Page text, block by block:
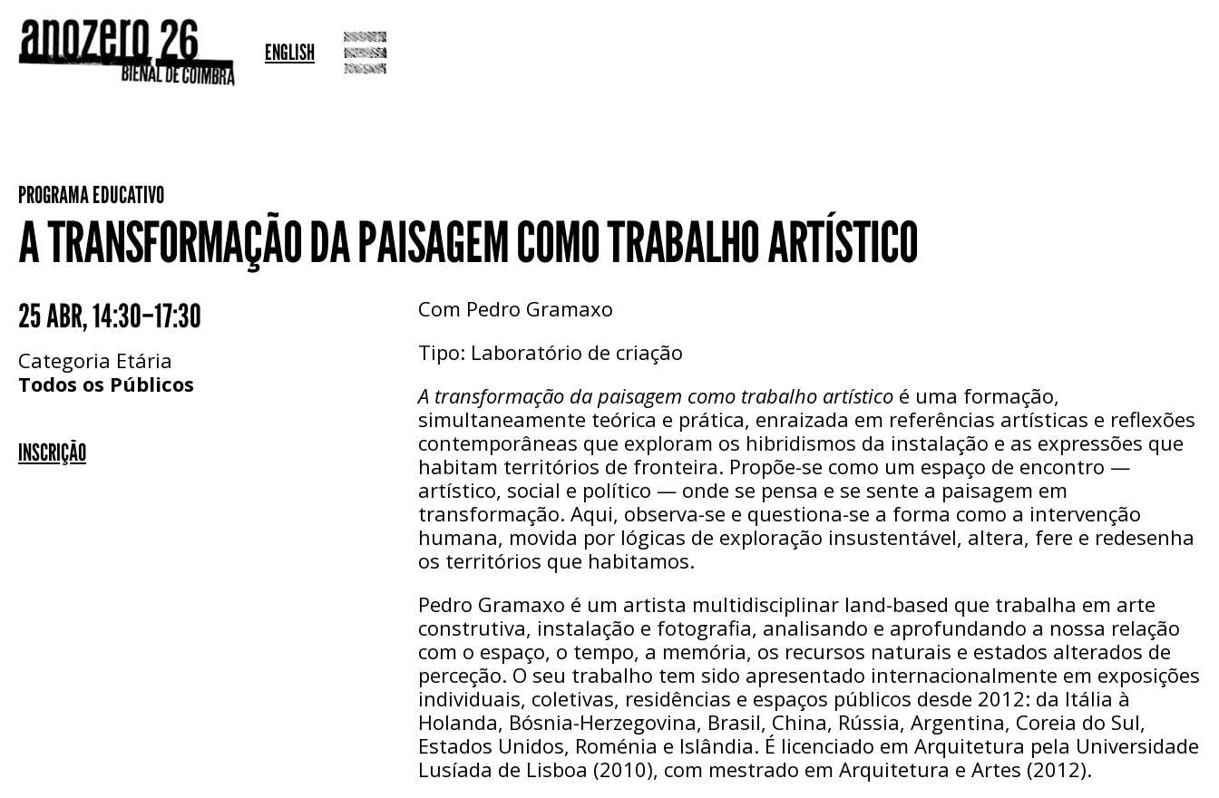
ENGLISH
PROGRAMA EDUCATIVO
A TRANSFORMAÇÃO DA PAISAGEM COMO TRABALHO ARTÍSTICO
25 ABR,14:30–17:30
Categoria Etária
Todos os Públicos
INSCRIÇÃO
Com Pedro Gramaxo
Tipo: Laboratório de criação
A transformação da paisagem como trabalho artístico é uma formação,
simultaneamente teórica e prática, enraizada em referências artísticas e reflexões
contemporâneas que exploram os hibridismos da instalação e as expressões que
habitam territórios de fronteira. Propõe-se como um espaço de encontro —
artístico, social e político — onde se pensa e se sente a paisagem em
transformação. Aqui, observa-se e questiona-se a forma como a intervenção
humana, movida por lógicas de exploração insustentável, altera, fere e redesenha
os territórios que habitamos.
Pedro Gramaxo é um artista multidisciplinar land-based que trabalha em arte
construtiva, instalação e fotografia, analisando e aprofundando a nossa relação
com o espaço, o tempo, a memória, os recursos naturais e estados alterados de
perceção. O seu trabalho tem sido apresentado internacionalmente em exposições
individuais, coletivas, residências e espaços públicos desde 2012: da Itália à
Holanda, Bósnia-Herzegovina, Brasil, China, Rússia, Argentina, Coreia do Sul,
Estados Unidos, Roménia e Islândia. É licenciado em Arquitetura pela Universidade
Lusíada de Lisboa (2010), com mestrado em Arquitetura e Artes (2012).